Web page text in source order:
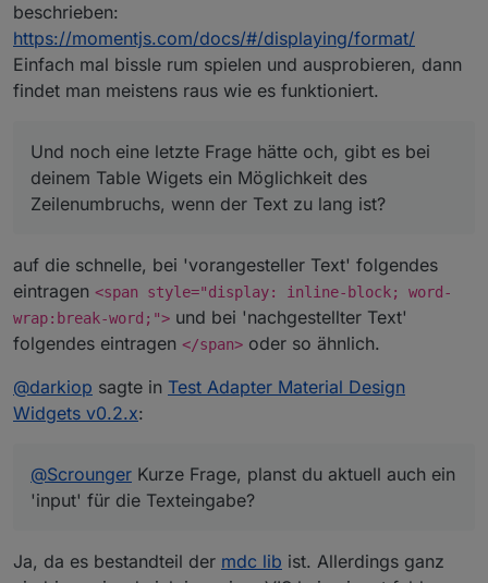
beschrieben:
https://momentjs.com/docs/#/displaying/format/
Einfach mal bissle rum spielen und ausprobieren, dann
findet man meistens raus wie es funktioniert.
Und noch eine letzte Frage hätte och, gibt es bei
deinem Table Wigets ein Möglichkeit des
Zeilenumbruchs, wenn der Text zu lang ist?
auf die schnelle, bei 'vorangesteller Text' folgendes
eintragen <span style="display: inline-block; word-
wrap:break-word;"> und bei 'nachgestellter Text'
folgendes eintragen </span> oder so ähnlich.
@darkiop sagte in Test Adapter Material Design
Widgets v0.2.x:
@Scrounger Kurze Frage, planst du aktuell auch ein
'input' für die Texteingabe?
Ja, da es bestandteil der mdc lib ist. Allerdings ganz